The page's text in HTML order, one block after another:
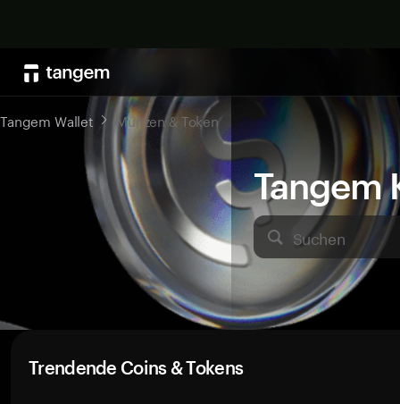
Tangem
Suchen
Tangem Wallet Münzen & Token
Trendende Coins & Tokens